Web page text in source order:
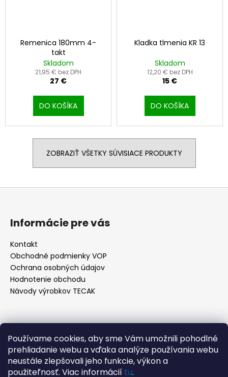
Používame cookies, aby sme Vám umožnili pohodlné
prehliadanie webu a vďaka analýze používania webu
neustále zlepšovali jeho funkcie, výkon a
použiteľnosť. Viac informácií tu.
Remenica 180mm 4-
takt
Skladom
21,95 € bez DPH
27 €
DO KOŠÍKA
Kladka tlmenia KR 13
Skladom
12,20 € bez DPH
15 €
DO KOŠÍKA
ZOBRAZIŤ VŠETKY SÚVISIACE PRODUKTY
Z
Informácie pre vás
Kontakt
Obchodné podmienky VOP
Ochrana osobných údajov
Hodnotenie obchodu
Návody výrobkov TECAK
info@tecak.sk
0908 996 379